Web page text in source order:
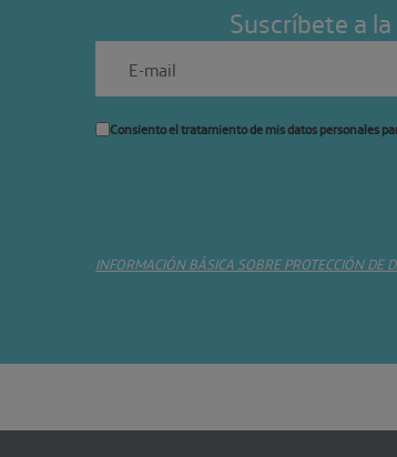
Suscríbete a
Consiento el tratamiento de mis datos personales
INFORMACIÓN BÁSICA SOBRE PROTECCIÓN DE